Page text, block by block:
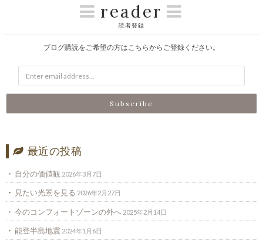
reader
読者登録
ブログ購読をご希望の方はこちらからご登録ください。
最近の投稿
自分の価値観 2026年3月7日
見たい光景を見る 2026年2月27日
今のコンフォートゾーンの外へ 2025年2月14日
能登半島地震 2024年1月6日